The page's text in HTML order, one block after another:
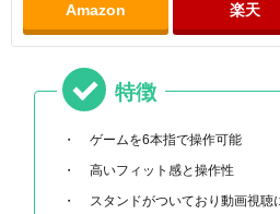
Amazon 楽天
特徴
ゲームを6本指で操作可能
高いフィット感と操作性
スタンドがついており動画視聴